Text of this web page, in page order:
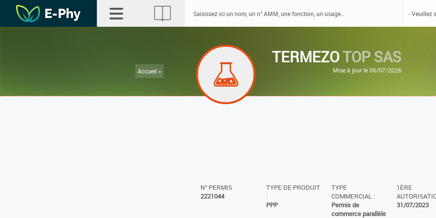
Accueil >
TERMEZOTOP SAS
Mise à jour le 06/07/2026
N° PERMIS
2221044
TYPE DE PRODUIT
:
PPP
TYPE
COMMERCIAL :
Permis de
commerce parallèle
1ÈRE
31/07/2023